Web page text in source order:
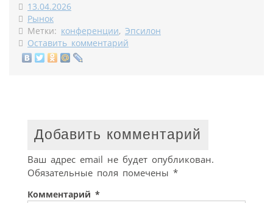
13.04.2026
Рынок
Метки: конференции, Эпсилон
Оставить комментарий
Добавить комментарий
Ваш адрес email не будет опубликован.
Обязательные поля помечены *
Комментарий *